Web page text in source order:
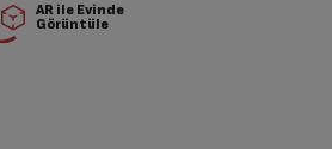
AR ile Evinde
Görüntüle